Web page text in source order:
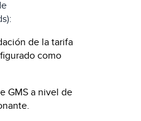
de la tarifa
como
GMS a nivel de